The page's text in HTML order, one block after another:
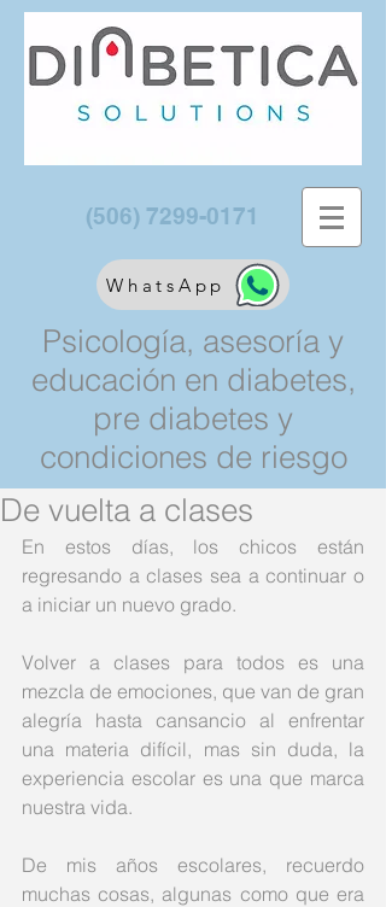
(506) 7299-0171
WhatsApp
Psicología, asesoría y
educación en diabetes,
pre diabetes y
condiciones de riesgo
De vuelta a clases
En estos días, los chicos están
regresando a clases sea a continuar o
a iniciar un nuevo grado.
Volver a clases para todos es una
mezcla de emociones, que van de gran
alegría hasta cansancio al enfrentar
una materia difícil, mas sin duda, la
experiencia escolar es una que marca
nuestra vida.
De mis años escolares, recuerdo
muchas cosas, algunas como que era